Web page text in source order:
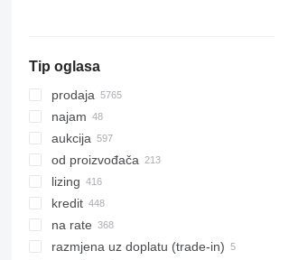
Tip oglasa
prodaja
najam
aukcija
od proizvođača
lizing
kredit
na rate
razmjena uz doplatu (trade-in)